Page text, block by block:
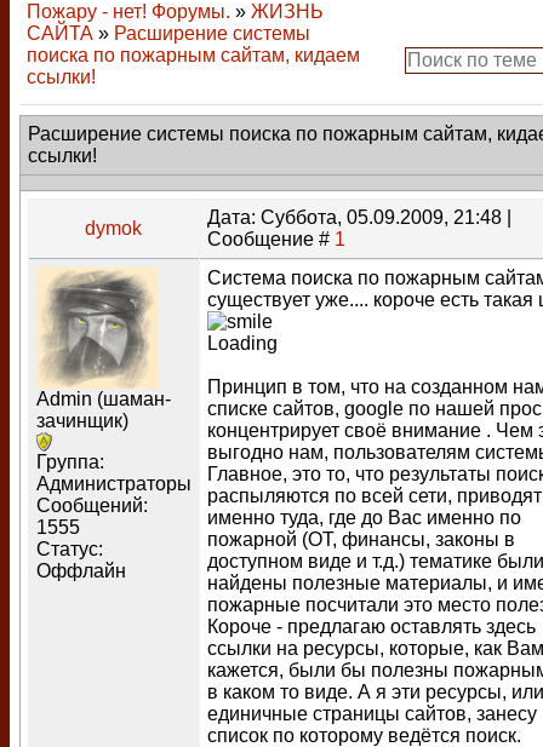
Пожару - нет! Форумы. » ЖИЗНЬ
САЙТА » Расширение системы
поиска по пожарным сайтам, кидаем
ссылки!
Расширение системы поиска по пожарным сайтам,
ссылки!
dymok
Дата: Суббота, 05.09.2009, 21:48 |
Сообщение # 1
Admin (шаман-
зачинщик)
Группа:
Администраторы
Сообщений:
1555
Статус:
Оффлайн
Система поиска по пожарным
существует уже.... короче есть такая
Loading
Принцип в том, что на созданном
списке сайтов, google по нашей
концентрирует своё внимание . Чем
выгодно нам, пользователям
Главное, это то, что результаты
распыляются по всей сети,
именно туда, где до Вас именно по
пожарной (ОТ, финансы, законы в
доступном виде и т.д.) тематике были
найдены полезные материалы, и
пожарные посчитали это место
Короче - предлагаю оставлять здесь
ссылки на ресурсы, которые, как Вам
кажется, были бы полезны
в каком то виде. А я эти ресурсы, или
единичные страницы сайтов, занесу
список по которому ведётся поиск.